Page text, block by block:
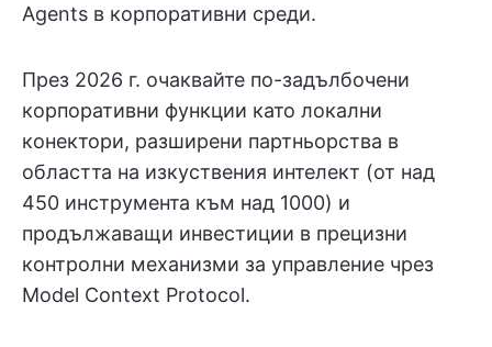
Agents в корпоративни среди.
През 2026 г. очаквайте по-задълбочени
корпоративни функции като локални
конектори, разширени партньорства в
областта на изкуствения интелект (от над
450 инструмента към над 1000) и
продължаващи инвестиции в прецизни
контролни механизми за управление чрез
Model Context Protocol.